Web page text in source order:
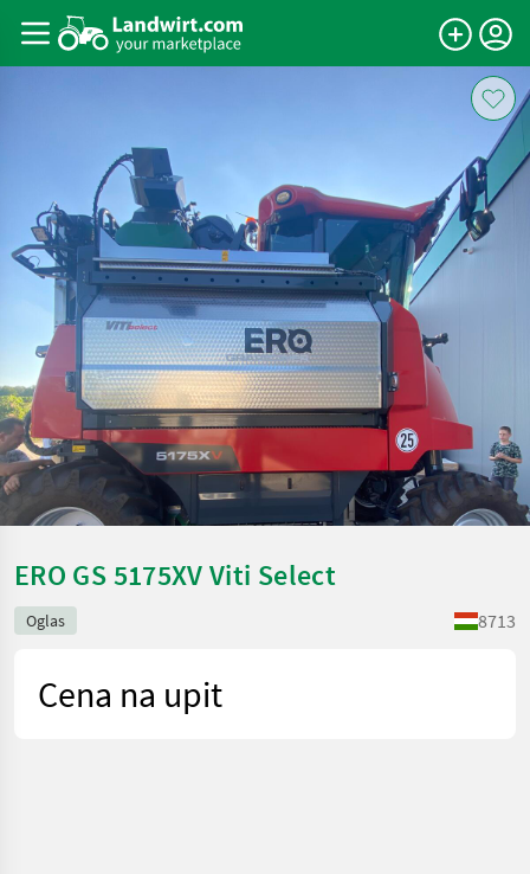
ERO GS 5175XV Viti Select
Oglas 8713
Cena na upit